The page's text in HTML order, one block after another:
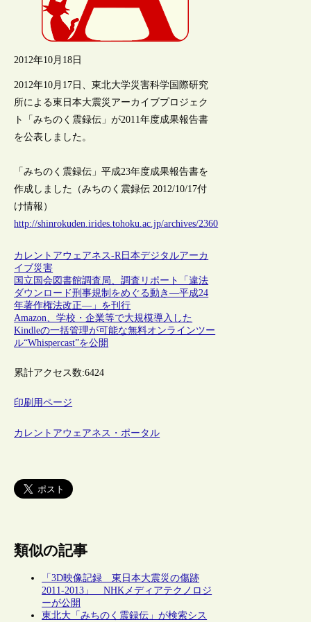
2012年10月18日
2012年10月17日、東北大学災害科学国際研究
所による東日本大震災アーカイブプロジェク
ト「みちのく震録伝」が2011年度成果報告書
を公表しました。
「みちのく震録伝」平成23年度成果報告書を
作成しました（みちのく震録伝 2012/10/17付
け情報）
http://shinrokuden.irides.tohoku.ac.jp/archives/2360
カレントアウェアネス-R日本デジタルアーカ
イブ災害
国立国会図書館調査局、調査リポート「違法
ダウンロード刑事規制をめぐる動き―平成24
年著作権法改正―」を刊行
Amazon、学校・企業等で大規模導入した
Kindleの一括管理が可能な無料オンラインツー
ル“Whispercast”を公開
累計アクセス数:6424
印刷用ページ
カレントアウェアネス・ポータル
類似の記事
「3D映像記録 東日本大震災の傷跡
2011-2013」 NHKメディアテクノロジ
ーが公開
東北大「みちのく震録伝」が検索シス